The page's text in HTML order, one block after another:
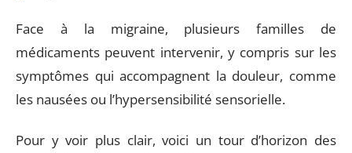
Face à la migraine, plusieurs familles de
médicaments peuvent intervenir, y compris sur les
symptômes qui accompagnent la douleur, comme
les nausées ou l’hypersensibilité sensorielle.
Pour y voir plus clair, voici un tour d’horizon des